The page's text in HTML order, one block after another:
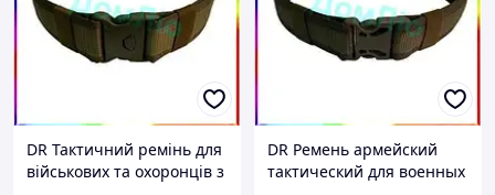
DR Тактичний ремінь для
військових та охоронців з
DR Ремень армейский
тактический для военных